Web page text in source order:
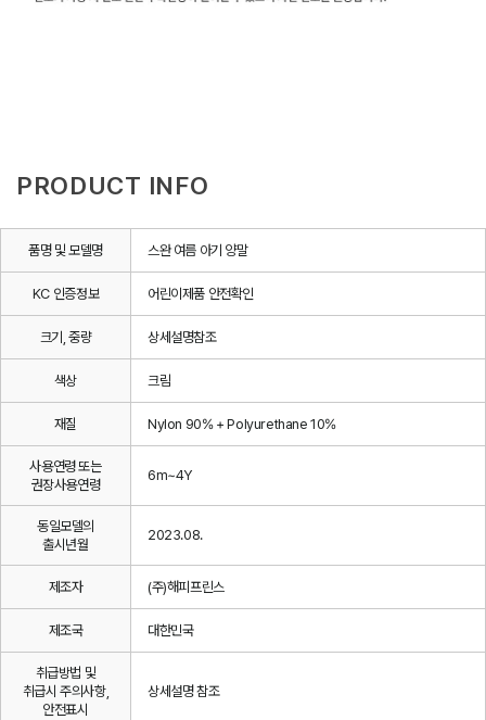
PRODUCT INFO
품명 및 모델명 스완 여름 아기 양말
KC 인증정보 어린이제품 안전확인
크기, 중량 상세설명참조
색상 크림
재질 Nylon 90% + Polyurethane 10%
사용연령 또는
권장사용연령
6m~4Y
동일모델의
출시년월
2023.08.
제조자 (주)해피프린스
제조국 대한민국
취급방법 및
취급시 주의사항,
안전표시
상세설명 참조